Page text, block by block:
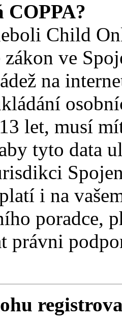
COPPA?
Child
ve
na
let, musí
tyto data
i na
poradce,
právni